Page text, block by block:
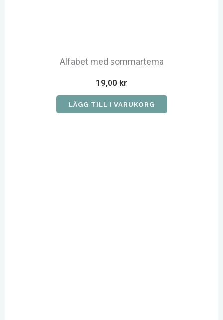
Alfabet med sommartema
19,00 kr
LÄGG TILL I VARUKORG